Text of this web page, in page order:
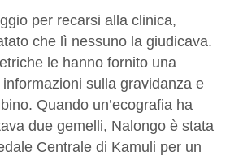
per recarsi alla clinica,
che lì nessuno la giudicava.
le hanno fornito una
sulla gravidanza e
Quando un’ecografia ha
due gemelli, Nalongo è stata
Centrale di Kamuli per un